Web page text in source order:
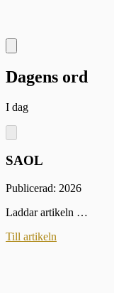
Dagens ord
I dag
SAOL
Publicerad: 2026
Laddar artikeln …
Till artikeln